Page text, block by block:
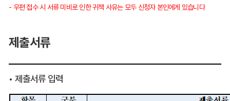
- 우편 접수 시 서류 미비로 인한 귀책 사유는 모두 신청자 본인에게 있습니다
제출서류
• 제출서류 입력